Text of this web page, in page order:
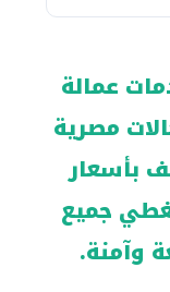
عمالة
مصرية
بأسعار
جميع
وآمنة.